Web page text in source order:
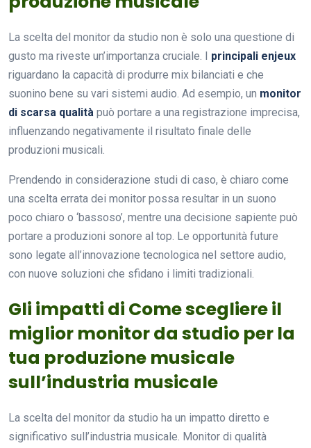
La scelta del monitor da studio non è solo una questione di
gusto ma riveste un’importanza cruciale. I principali enjeux
riguardano la capacità di produrre mix bilanciati e che
suonino bene su vari sistemi audio. Ad esempio, un monitor
di scarsa qualità può portare a una registrazione imprecisa,
influenzando negativamente il risultato finale delle
produzioni musicali.
Prendendo in considerazione studi di caso, è chiaro come
una scelta errata dei monitor possa resultar in un suono
poco chiaro o ‘bassoso’, mentre una decisione sapiente può
portare a produzioni sonore al top. Le opportunità future
sono legate all’innovazione tecnologica nel settore audio,
con nuove soluzioni che sfidano i limiti tradizionali.
Gli impatti di Come scegliere il
miglior monitor da studio per la
tua produzione musicale
sull’industria musicale
La scelta del monitor da studio ha un impatto diretto e
significativo sull’industria musicale. Monitor di qualità